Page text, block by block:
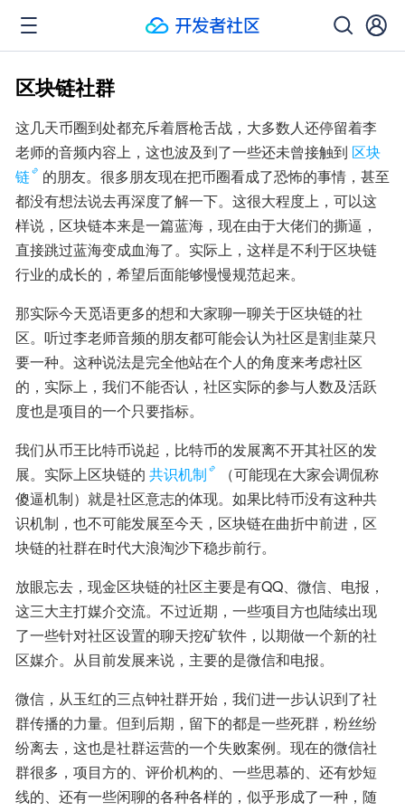
区块链社群
这几天币圈到处都充斥着唇枪舌战，大多数人还停留着李
老师的音频内容上，这也波及到了一些还未曾接触到 区块
链
的朋友。很多朋友现在把币圈看成了恐怖的事情，甚至
都没有想法说去再深度了解一下。这很大程度上，可以这
样说，区块链本来是一篇蓝海，现在由于大佬们的撕逼，
直接跳过蓝海变成血海了。实际上，这样是不利于区块链
行业的成长的，希望后面能够慢慢规范起来。
那实际今天觅语更多的想和大家聊一聊关于区块链的社
区。听过李老师音频的朋友都可能会认为社区是割韭菜只
要一种。这种说法是完全他站在个人的角度来考虑社区
的，实际上，我们不能否认，社区实际的参与人数及活跃
度也是项目的一个只要指标。
我们从币王比特币说起，比特币的发展离不开其社区的发
展。实际上区块链的 共识机制
（可能现在大家会调侃称
傻逼机制）就是社区意志的体现。如果比特币没有这种共
识机制，也不可能发展至今天，区块链在曲折中前进，区
块链的社群在时代大浪淘沙下稳步前行。
放眼忘去，现金区块链的社区主要是有QQ、微信、电报，
这三大主打媒介交流。不过近期，一些项目方也陆续出现
了一些针对社区设置的聊天挖矿软件，以期做一个新的社
区媒介。从目前发展来说，主要的是微信和电报。
微信，从玉红的三点钟社群开始，我们进一步认识到了社
群传播的力量。但到后期，留下的都是一些死群，粉丝纷
纷离去，这也是社群运营的一个失败案例。现在的微信社
群很多，项目方的、评价机构的、一些思慕的、还有炒短
线的、还有一些闲聊的各种各样的，似乎形成了一种，随